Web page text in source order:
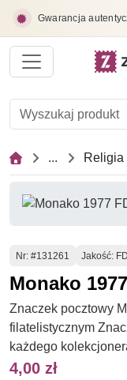
Gwarancja
... Religia
Numer
Nr: #131261 Jakość:
Monako
Znaczek pocztowy
filatelistycznym
każdego
4,00 zł